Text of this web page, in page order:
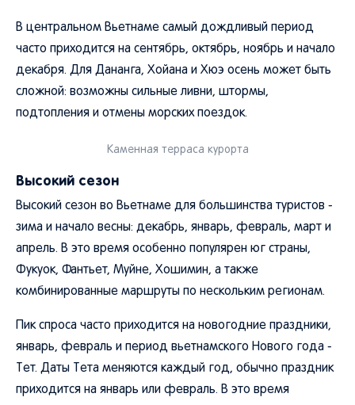
В центральном Вьетнаме самый дождливый период
часто приходится на сентябрь, октябрь, ноябрь и начало
декабря. Для Дананга, Хойана и Хюэ осень может быть
сложной: возможны сильные ливни, штормы,
подтопления и отмены морских поездок.
Каменная терраса курорта
Высокий сезон
Высокий сезон во Вьетнаме для большинства туристов -
зима и начало весны: декабрь, январь, февраль, март и
апрель. В это время особенно популярен юг страны,
Фукуок, Фантьет, Муйне, Хошимин, а также
комбинированные маршруты по нескольким регионам.
Пик спроса часто приходится на новогодние праздники,
январь, февраль и период вьетнамского Нового года -
Тет. Даты Тета меняются каждый год, обычно праздник
приходится на январь или февраль. В это время